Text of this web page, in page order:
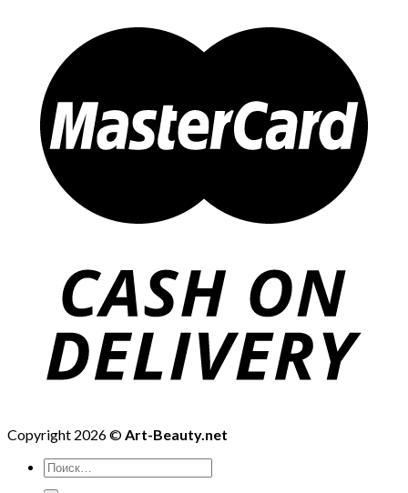
Copyright 2026 © Art-Beauty.net
Искать: